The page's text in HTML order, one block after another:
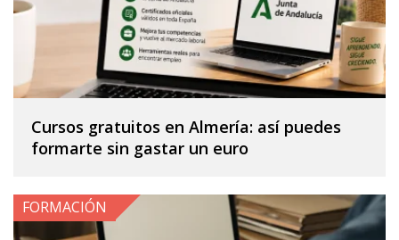
Cursos gratuitos en Almería: así puedes
formarte sin gastar un euro
FORMACIÓN